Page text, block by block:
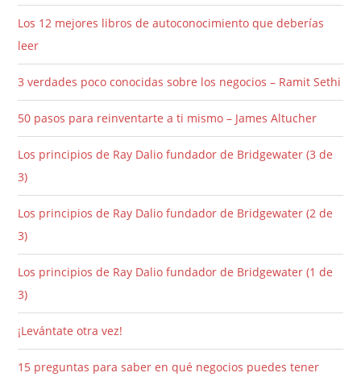
Los 12 mejores libros de autoconocimiento que deberías
leer
3 verdades poco conocidas sobre los negocios – Ramit Sethi
50 pasos para reinventarte a ti mismo – James Altucher
Los principios de Ray Dalio fundador de Bridgewater (3 de
3)
Los principios de Ray Dalio fundador de Bridgewater (2 de
3)
Los principios de Ray Dalio fundador de Bridgewater (1 de
3)
¡Levántate otra vez!
15 preguntas para saber en qué negocios puedes tener